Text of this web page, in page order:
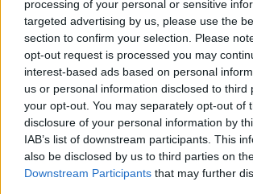
processing of your personal or sensitive
targeted advertising by us, please use the
section to confirm your selection. Please
opt-out request is processed you may
interest-based ads based on personal
us or personal information disclosed to third
your opt-out. You may separately opt-out of
disclosure of your personal information by
IAB’s list of downstream participants. This
also be disclosed by us to third parties on
Downstream Participants that may further
Γκαλ Χιρς, ως συντονιστή του
ομήρους και τους αγνοούμενους.
Μεσολαβητές του Κατάρ έχουν
προσπαθούν να διαπραγματευτούν
απελευθέρωση Ισραηλινών